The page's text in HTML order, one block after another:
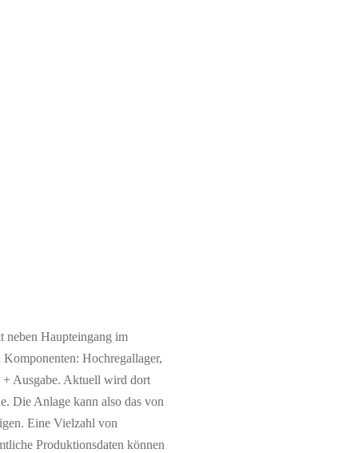
neben Haupteingang im
Hochregallager,
+ Ausgabe. Aktuell wird dort
Die Anlage kann also das von
Eine Vielzahl von
Produktionsdaten können